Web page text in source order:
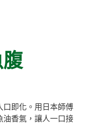
口即化。用日本師傅
油香氣，讓人一口接